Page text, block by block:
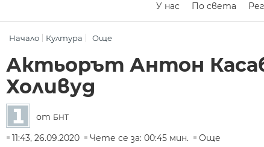
У нас По света
Начало Култура Още
Актьорът Антон
Холивуд
от БНТ
11:43, 26.09.2020
Чете се за: 00:45 мин. Още